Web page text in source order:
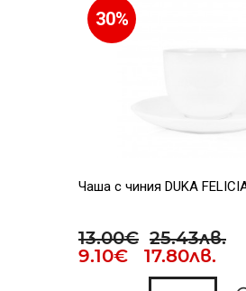
30%
Чаша с чиния DUKA
13.00€ 25.43лв.
9.10€ 17.80лв.